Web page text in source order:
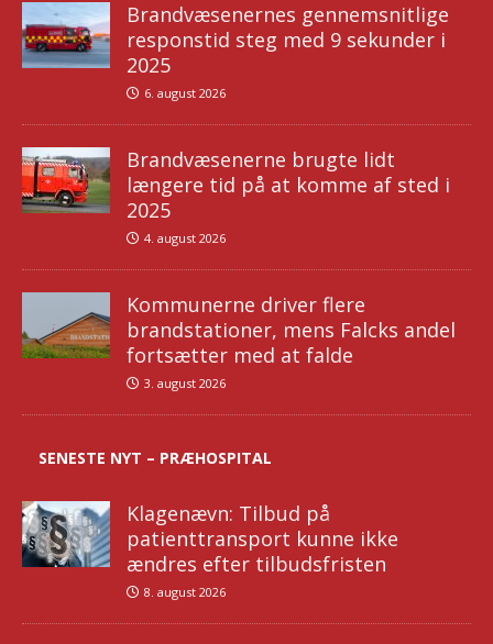
Brandvæsenernes gennemsnitlige
responstid steg med 9 sekunder i
2025
6. august 2026
Brandvæsenerne brugte lidt
længere tid på at komme af sted i
2025
4. august 2026
Kommunerne driver flere
brandstationer, mens Falcks andel
fortsætter med at falde
3. august 2026
SENESTE NYT – PRÆHOSPITAL
Klagenævn: Tilbud på
patienttransport kunne ikke
ændres efter tilbudsfristen
8. august 2026